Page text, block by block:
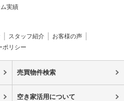
実績
スタッフ紹介
お客様の声
ポリシー
売買物件検索
空き家活用について